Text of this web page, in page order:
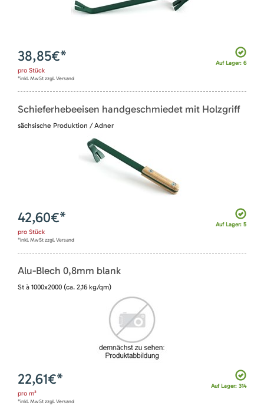
Auf Lager: 6
38,85€*
pro Stück
*inkl. MwSt zzgl. Versand
Schieferhebeeisen handgeschmiedet mit Holzgriff
sächsische Produktion / Adner
Auf Lager: 5
42,60€*
pro Stück
*inkl. MwSt zzgl. Versand
Alu-Blech 0,8mm blank
St à 1000x2000 (ca. 2,16 kg/qm)
Auf Lager: 314
22,61€*
pro m²
*inkl. MwSt zzgl. Versand